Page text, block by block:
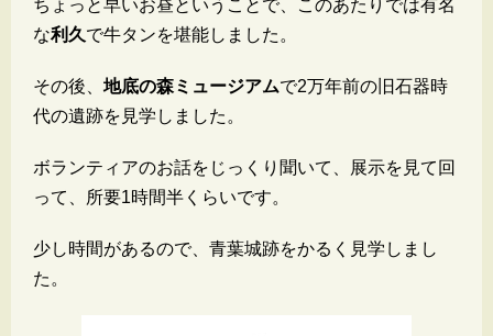
ちょっと早いお昼ということで、このあたりでは有名
な利久で牛タンを堪能しました。
その後、 地底の森ミュージアムで2万年前の旧石器時
代の遺跡を見学しました。
ボランティアのお話をじっくり聞いて、展示を見て回
って、所要1時間半くらいです。
少し時間があるので、青葉城跡をかるく見学しまし
た。